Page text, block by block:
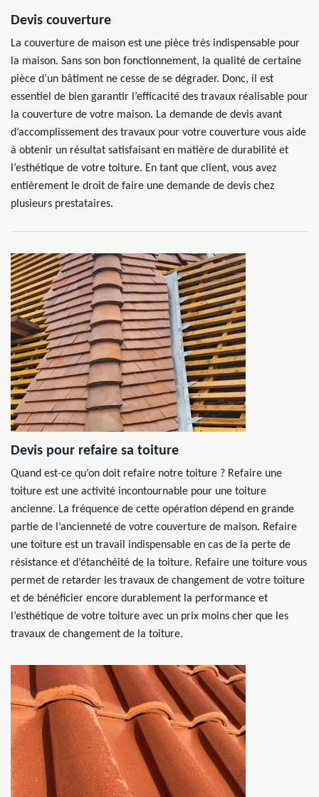
Devis couverture
La couverture de maison est une pièce très indispensable pour
la maison. Sans son bon fonctionnement, la qualité de certaine
pièce d’un bâtiment ne cesse de se dégrader. Donc, il est
essentiel de bien garantir l’efficacité des travaux réalisable pour
la couverture de votre maison. La demande de devis avant
d’accomplissement des travaux pour votre couverture vous aide
à obtenir un résultat satisfaisant en matière de durabilité et
l’esthétique de votre toiture. En tant que client, vous avez
entièrement le droit de faire une demande de devis chez
plusieurs prestataires.
Devis pour refaire sa toiture
Quand est-ce qu’on doit refaire notre toiture ? Refaire une
toiture est une activité incontournable pour une toiture
ancienne. La fréquence de cette opération dépend en grande
partie de l’ancienneté de votre couverture de maison. Refaire
une toiture est un travail indispensable en cas de la perte de
résistance et d’étanchéité de la toiture. Refaire une toiture vous
permet de retarder les travaux de changement de votre toiture
et de bénéficier encore durablement la performance et
l’esthétique de votre toiture avec un prix moins cher que les
travaux de changement de la toiture.